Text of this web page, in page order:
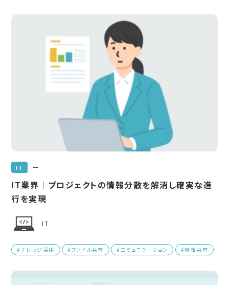
IT ー
IT業界｜プロジェクトの情報分散を解消し確実な進
行を実現
IT
#ナレッジ活用 #ファイル共有 #コミュニケーション #情報共有